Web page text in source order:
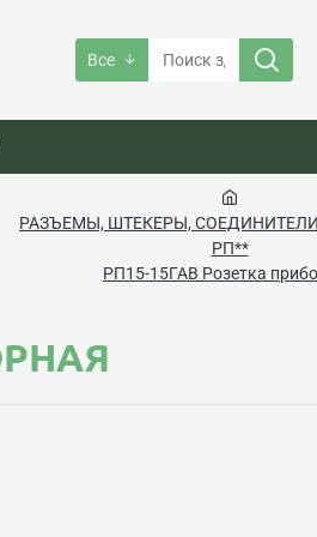
Все
РАЗЪЕМЫ, ШТЕКЕРЫ,
РП**
РП15-15ГАВ Розетка